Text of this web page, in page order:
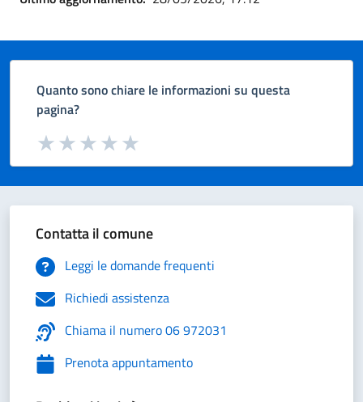
Quanto sono chiare le informazioni su questa
pagina?
Valuta da 1 a 5 stelle la pagina
Valuta 5 stelle su 5
Valuta 4 stelle su 5
Valuta 3 stelle su 5
Valuta 2 stelle su 5
Valuta 1 stelle su 5
Contatta il comune
Leggi le domande frequenti
Richiedi assistenza
Chiama il numero 06 972031
Prenota appuntamento